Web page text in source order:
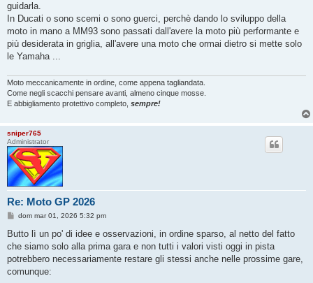
guidarla.
In Ducati o sono scemi o sono guerci, perchè dando lo sviluppo della
moto in mano a MM93 sono passati dall'avere la moto più performante e
più desiderata in griglia, all'avere una moto che ormai dietro si mette solo
le Yamaha ...
Moto meccanicamente in ordine, come appena tagliandata.
Come negli scacchi pensare avanti, almeno cinque mosse.
E abbigliamento protettivo completo, sempre!
sniper765
Administrator
Re: Moto GP 2026
M
s
a
g
i
dom mar 01, 2026 5:32 pm
Butto lì un po' di idee e osservazioni, in ordine sparso, al netto del fatto
che siamo solo alla prima gara e non tutti i valori visti oggi in pista
potrebbero necessariamente restare gli stessi anche nelle prossime gare,
comunque: